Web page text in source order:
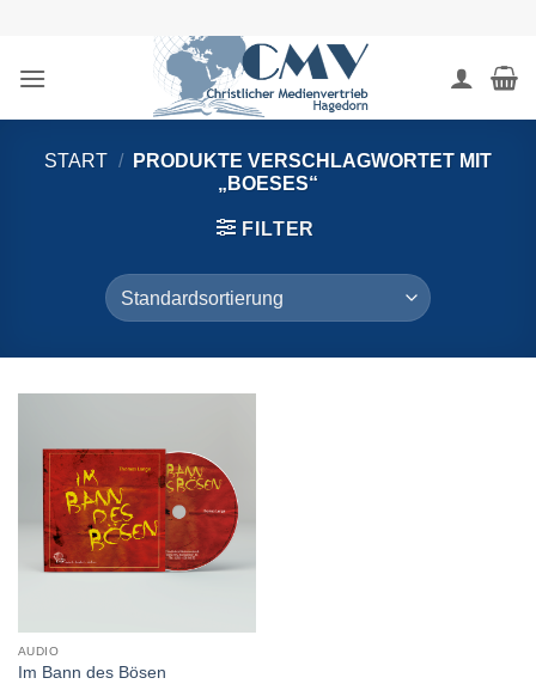
springen
START /
PRODUKTE VERSCHLAGWORTET MIT
„BOESES“
FILTER
AUDIO
Im Bann des Bösen